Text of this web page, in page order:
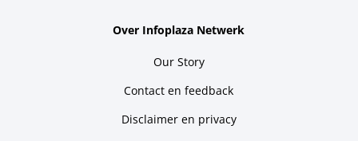
Over Infoplaza Netwerk
Our Story
Contact en feedback
Disclaimer en privacy